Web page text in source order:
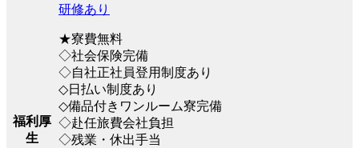
福利厚
生
研修あり
★寮費無料
◇社会保険完備
◇自社正社員登用制度あり
◇日払い制度あり
◇備品付きワンルーム寮完備
◇赴任旅費会社負担
◇残業・休出手当